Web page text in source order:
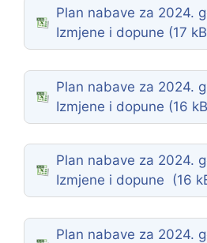
Plan nabave za 2024.
Izmjene i dopune
Plan nabave za 2024.
Izmjene i dopune
Plan nabave za 2024.
Izmjene i dopune
Plan nabave za 2024.